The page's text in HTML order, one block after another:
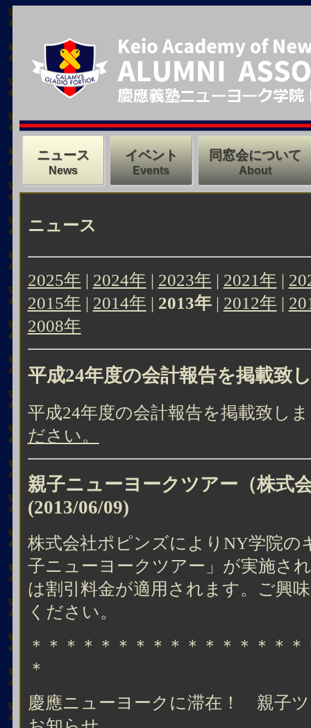
ニュース
News
イベント
Events
同窓会について
About
ニュース
2025年 | 2024年 | 2023年 | 2021年 |
2015年 | 2014年 | 2013年| 2012年 |
2008年
平成24年度の会計報告を掲載致
平成24年度の会計報告を掲載致し
ださい。
親子ニューヨークツアー（株式
(2013/06/09)
株式会社ポピンズによりNY学院の
子ニューヨークツアー」が実施さ
は割引料金が適用されます。ご興
ください。
＊＊＊＊＊＊＊＊＊＊＊＊＊＊＊
＊
慶應ニューヨークに滞在！ 親子